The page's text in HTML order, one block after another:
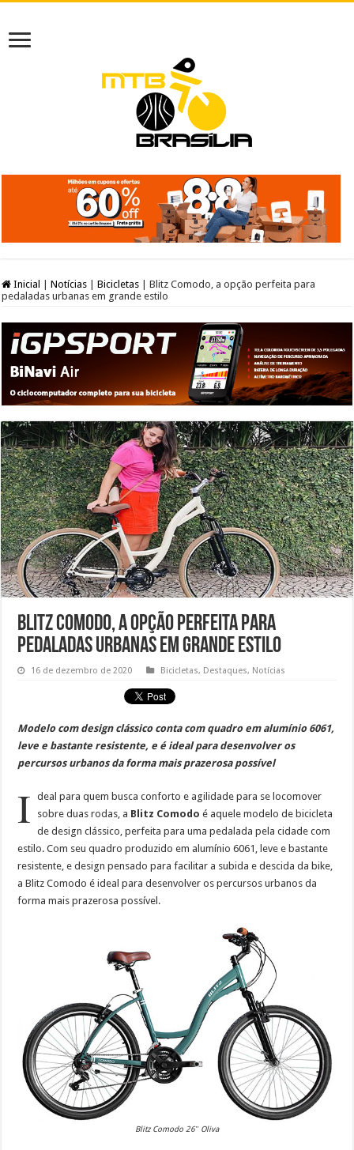
Inicial Notícias Bicicletas
Blitz Comodo, a opção perfeita para
pedaladas urbanas em grande estilo
Blitz Comodo, a opção perfeita para
pedaladas urbanas em grande estilo
16 de dezembro de 2020 Bicicletas, Destaques, Notícias
Modelo com design clássico conta com quadro em alumínio 6061,
leve e bastante resistente, e é ideal para desenvolver os
percursos urbanos da forma mais prazerosa possível
I
deal para quem busca conforto e agilidade para se locomover
sobre duas rodas, a Blitz Comodo é aquele modelo de bicicleta
de design clássico, perfeita para uma pedalada pela cidade com
estilo. Com seu quadro produzido em alumínio 6061, leve e bastante
resistente, e design pensado para facilitar a subida e descida da bike,
a Blitz Comodo é ideal para desenvolver os percursos urbanos da
forma mais prazerosa possível.
Blitz Comodo 26″ Oliva